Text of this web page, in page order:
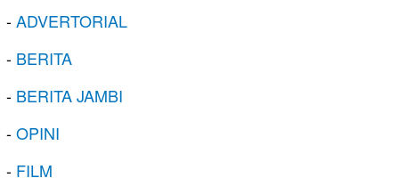
-ADVERTORIAL
- BERITA
- BERITA JAMBI
-OPINI
- FILM